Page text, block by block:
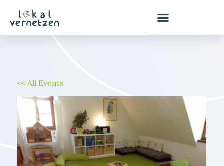
Inhalt
springen
<< All Events